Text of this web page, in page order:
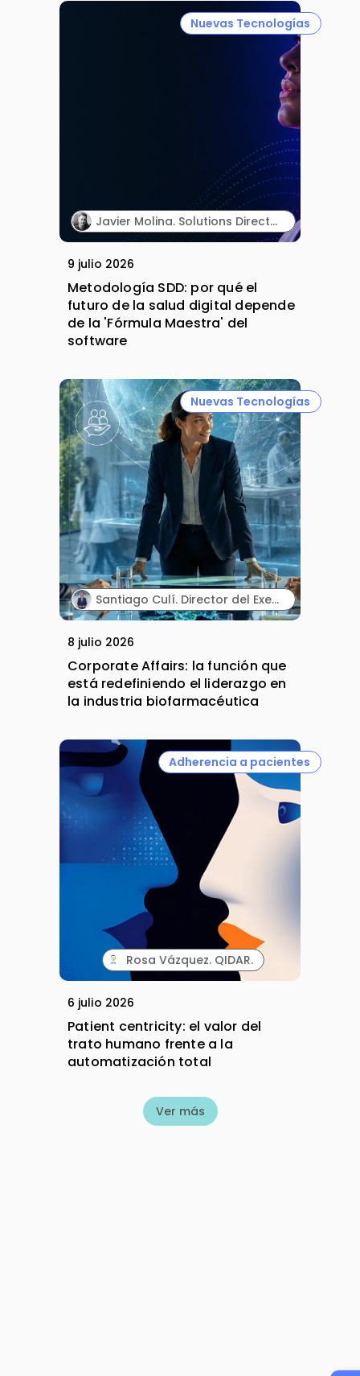
Nuevas Tecnologías
Javier Molina. Solutions Director. Sngular.
9 julio 2026
Metodología SDD: por qué el
futuro de la salud digital depende
de la 'Fórmula Maestra' del
software
Nuevas Tecnologías
Santiago Culí. Director del Executive Program en Asuntos Públicos y Comunicación en la Industria Farmacéutica de Cesif.
8 julio 2026
Corporate Affairs: la función que
está redefiniendo el liderazgo en
la industria biofarmacéutica
Adherencia a pacientes
Rosa Vázquez. QIDAR.
6 julio 2026
Patient centricity: el valor del
trato humano frente a la
automatización total
Ver más